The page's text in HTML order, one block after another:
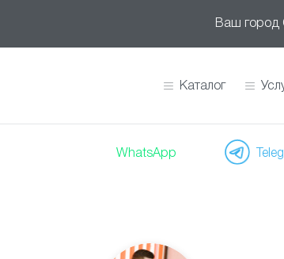
Ваш город
Каталог
WhatsApp